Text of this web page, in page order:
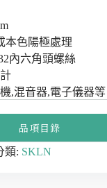
本色陽極處理
內六角頭螺絲
,混音器,電子儀器等
品項目錄
類: SKLN